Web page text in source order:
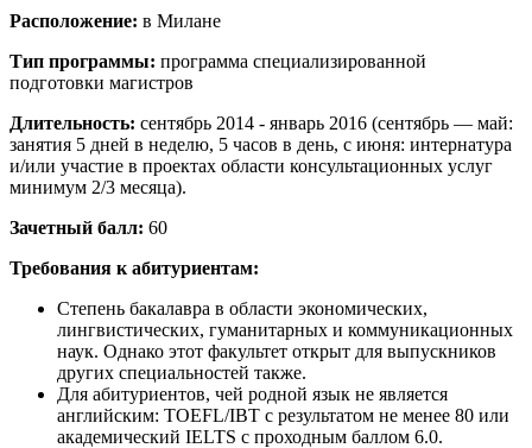
Расположение: в Милане
Тип программы: программа специализированной
подготовки магистров
Длительность: сентябрь 2014 - январь 2016 (сентябрь — май:
занятия 5 дней в неделю, 5 часов в день, с июня: интернатура
и/или участие в проектах области консультационных услуг
минимум 2/3 месяца).
Зачетный балл: 60
Требования к абитуриентам:
Степень бакалавра в области экономических,
лингвистических, гуманитарных и коммуникационных
наук. Однако этот факультет открыт для выпускников
других специальностей также.
Для абитуриентов, чей родной язык не является
английским: TOEFL/IBT c результатом не менее 80 или
академический IELTS с проходным баллом 6.0.